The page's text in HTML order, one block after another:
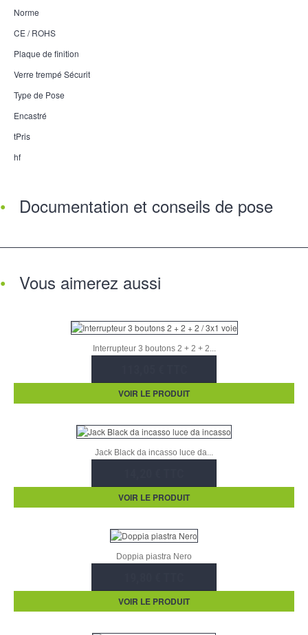
Norme
CE / ROHS
Plaque de finition
Verre trempé Sécurit
Type de Pose
Encastré
tPris
hf
Documentation et conseils de pose
Vous aimerez aussi
Interrupteur 3 boutons 2 + 2 + 2...
VOIR LE PRODUIT
Jack Black da incasso luce da...
VOIR LE PRODUIT
Doppia piastra Nero
VOIR LE PRODUIT